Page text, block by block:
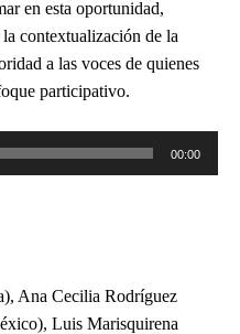
en esta oportunidad,
contextualización de la
a las voces de quienes
participativo.
00:00
Ana Cecilia Rodríguez
Luis Marisquirena